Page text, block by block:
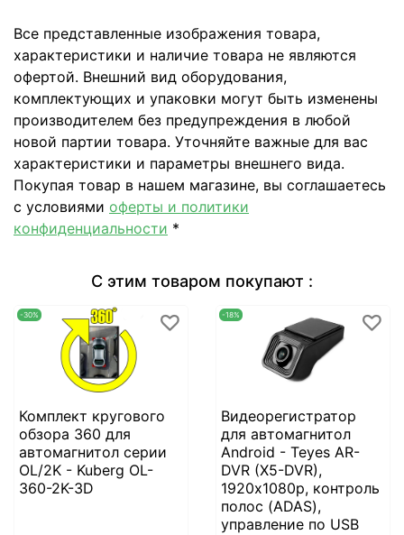
Все представленные изображения товара,
характеристики и наличие товара не являются
офертой. Внешний вид оборудования,
комплектующих и упаковки могут быть изменены
производителем без предупреждения в любой
новой партии товара. Уточняйте важные для вас
характеристики и параметры внешнего вида.
Покупая товар в нашем магазине, вы соглашаетесь
с условиями оферты и политики
конфиденциальности *
С этим товаром покупают :
-30%
Комплект кругового
обзора 360 для
автомагнитол серии
OL/2K - Kuberg OL-
360-2K-3D
-18%
Видеорегистратор
для автомагнитол
Android - Teyes AR-
DVR (X5-DVR),
1920х1080p, контроль
полос (ADAS),
управление по USB